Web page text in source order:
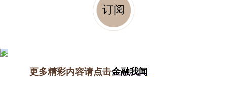
订阅
更多精彩内容请点击金融我闻